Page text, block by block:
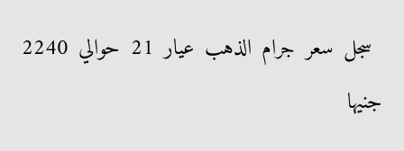
سجل سعر جرام الذهب عيار 21 حوالي 2240
جنيها